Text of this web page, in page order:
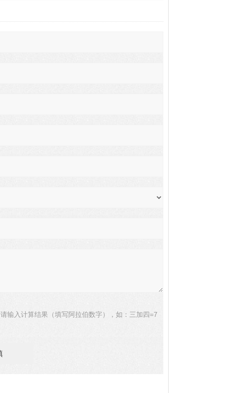
请输入计算结果（填写阿拉伯数字），如：三加四=7